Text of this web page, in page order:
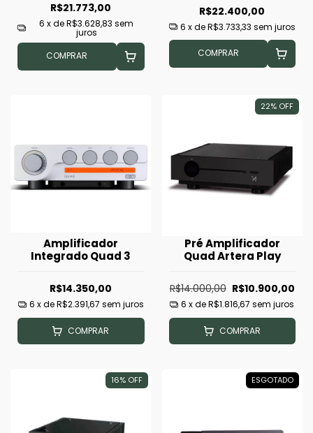
R$21.773,00
6 x deR$3.628,83 sem
juros
COMPRAR
R$22.400,00
6 x deR$3.733,33 sem juros
COMPRAR
Amplificador
Integrado Quad 3
R$14.350,00
6 x deR$2.391,67 sem juros
COMPRAR
22% OFF
Pré Amplificador
Quad Artera Play
R$14.000,00 R$10.900,00
6 x deR$1.816,67 sem juros
COMPRAR
16% OFF ESGOTADO